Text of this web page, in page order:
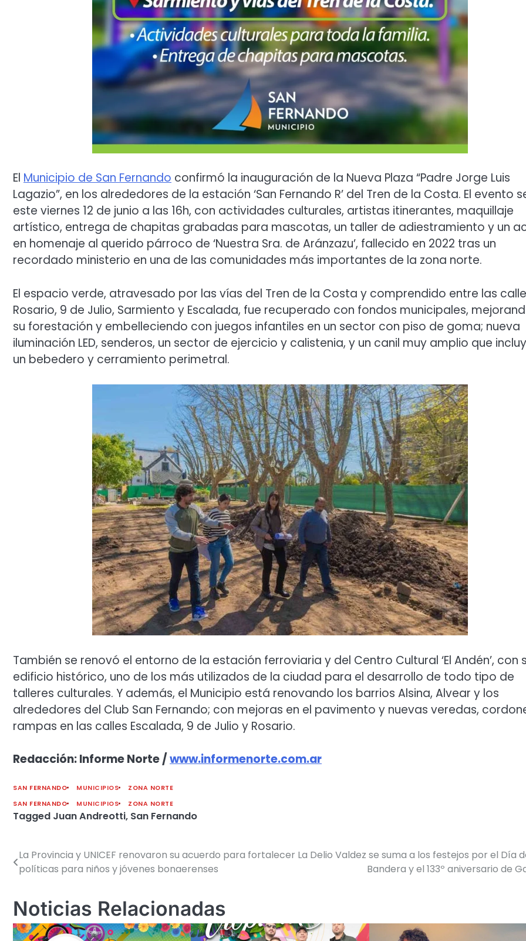
El Municipio de San Fernando confirmó la inauguración de la Nueva Plaza “Padre Jorge Luis
Lagazio”, en los alrededores de la estación ‘San Fernando R’ del Tren de la Costa. El evento
este viernes 12 de junio a las 16h, con actividades culturales, artistas itinerantes, maquillaje
artístico, entrega de chapitas grabadas para mascotas, un taller de adiestramiento y un
en homenaje al querido párroco de ‘Nuestra Sra. de Aránzazu’, fallecido en 2022 tras un
recordado ministerio en una de las comunidades más importantes de la zona norte.
El espacio verde, atravesado por las vías del Tren de la Costa y comprendido entre las
Rosario, 9 de Julio, Sarmiento y Escalada, fue recuperado con fondos municipales,
su forestación y embelleciendo con juegos infantiles en un sector con piso de goma; nueva
iluminación LED, senderos, un sector de ejercicio y calistenia, y un canil muy amplio que
un bebedero y cerramiento perimetral.
También se renovó el entorno de la estación ferroviaria y del Centro Cultural ‘El Andén’, con
edificio histórico, uno de los más utilizados de la ciudad para el desarrollo de todo tipo de
talleres culturales. Y además, el Municipio está renovando los barrios Alsina, Alvear y los
alrededores del Club San Fernando; con mejoras en el pavimento y nuevas veredas,
rampas en las calles Escalada, 9 de Julio y Rosario.
Redacción: Informe Norte /www.informenorte.com.ar
SAN FERNANDO MUNICIPIOS
ZONA NORTE
SAN FERNANDO
MUNICIPIOS ZONA NORTE
Tagged Juan Andreotti, San Fernando
Navegación
de
entradas
La Provincia y UNICEF renovaron su acuerdo para fortalecer
políticas para niños y jóvenes bonaerenses
La Delio Valdez se suma a los festejos por el Día
Bandera y el 133º aniversario de
Noticias Relacionadas